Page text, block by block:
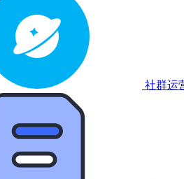
社群运